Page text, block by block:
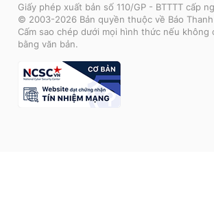
Giấy phép xuất bản số 110/GP - BTTTT cấp
© 2003-2026 Bản quyền thuộc về Báo
Cấm sao chép dưới mọi hình thức nếu không
bằng văn bản.